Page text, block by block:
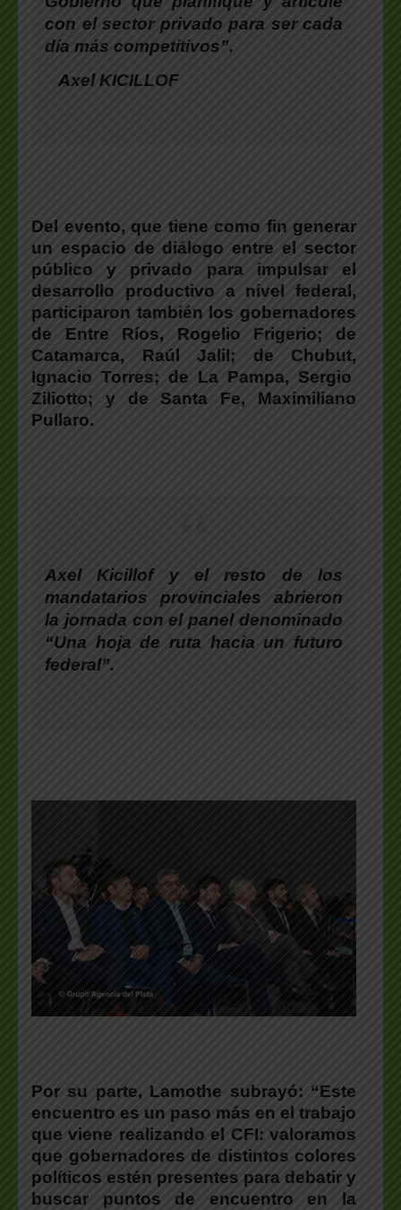
con el sector privado para ser cada
día más competitivos”.
Axel KICILLOF
Del evento, que tiene como fin generar
un espacio de diálogo entre el sector
público y privado para impulsar el
desarrollo productivo a nivel federal,
participaron también los gobernadores
de Entre Ríos, Rogelio Frigerio; de
Catamarca, Raúl Jalil; de Chubut,
Ignacio Torres; de La Pampa, Sergio
Ziliotto; y de Santa Fe, Maximiliano
Pullaro.
Axel Kicillof y el resto de los
mandatarios provinciales abrieron
la jornada con el panel denominado
“Una hoja de ruta hacia un futuro
federal”.
Por su parte, Lamothe subrayó: “Este
encuentro es un paso más en el trabajo
que viene realizando el CFI: valoramos
que gobernadores de distintos colores
políticos estén presentes para debatir y
buscar puntos de encuentro en la